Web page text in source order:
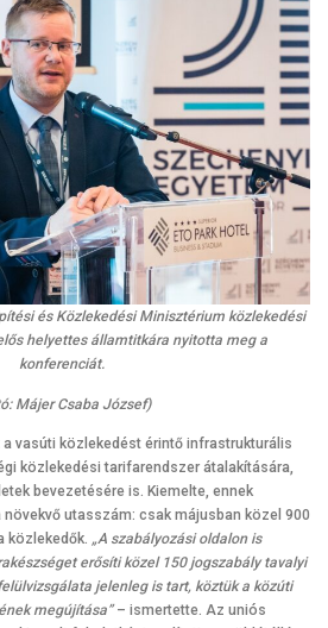
és Közlekedési Minisztérium közlekedési
helyettes államtitkára nyitotta meg a
konferenciát.
Májer Csaba József)
vasúti közlekedést érintő infrastrukturális
közlekedési tarifarendszer átalakítására,
bevezetésére is. Kiemelte, ennek
utasszám: csak májusban közel 900
közlekedők. „A szabályozási oldalon is
erősíti közel 150 jogszabály tavalyi
jelenleg is tart, köztük a közúti
megújítása”– ismertette. Az uniós